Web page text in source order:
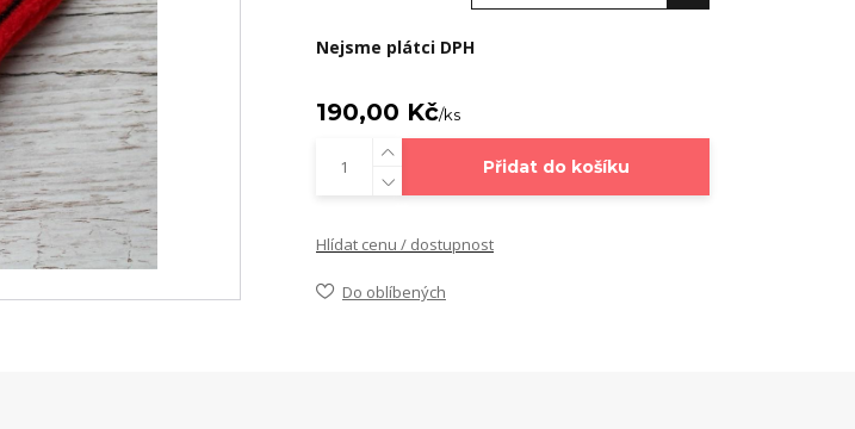
Nejsme plátci DPH
190,00 Kč/ks
Přidat do košíku
Hlídat cenu / dostupnost
Do oblíbených